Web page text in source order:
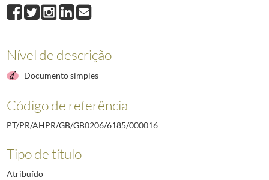
000016Intervenção do Presidente Aníbal Cavaco Silva na sessão de
000017Intervenção do Presidente Aníbal Cavaco Silva na sessão de
000019
Intervenção do Presidente Aníbal Cavaco Silva na cerimónia de
Discurso do Presidente Aníbal Cavaco Silva no banquete oferecido
000021 Intervenção do Presidente Aníbal Cavaco Silva por ocasião da
000027Discurso do Presidente Aníbal Cavaco Silva nas sesssão solene das
Nível de descrição
Documento simples
Código de referência
PT/PR/AHPR/GB/GB0206/6185/000016
Tipo de título
Atribuído